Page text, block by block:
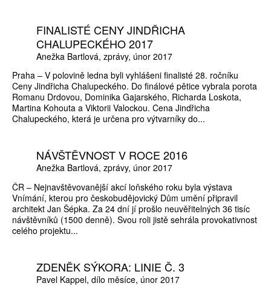
FINALISTÉ CENY JINDŘICHA
CHALUPECKÉHO 2017
Anežka Bartlová zprávy únor 2017
Praha – V polovině ledna byli vyhlášeni finalisté 28. ročníku
Ceny Jindřicha Chalupeckého. Do finálové pětice vybrala porota
Romanu Drdovou, Dominika Gajarského, Richarda Loskota,
Martina Kohouta a Viktorii Valockou. Cena Jindřicha
Chalupeckého, která je určena pro výtvarníky do...
NÁVŠTĚVNOST V ROCE 2016
Anežka Bartlová zprávy únor 2017
ČR – Nejnavštěvovanější akcí loňského roku byla výstava
Vnímání, kterou pro českobudějovický Dům umění připravil
architekt Jan Šépka. Za 24 dní jí prošlo neuvěřitelných 36 tisíc
návštěvníků (1500 denně). Svou roli jistě sehrála provokativnost
celého projektu...
ZDENĚK SÝKORA: LINIE Č. 3
Pavel Kappel dílo měsíce únor 2017